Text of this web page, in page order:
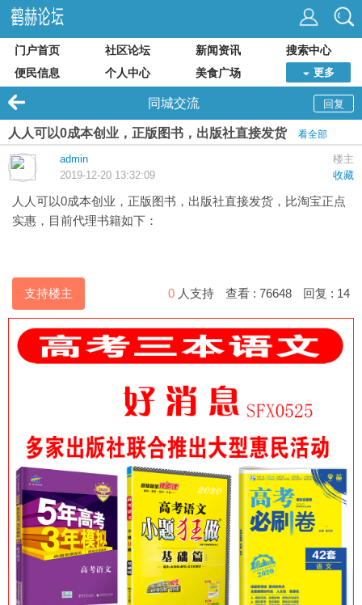
门户首页 社区论坛 新闻资讯
搜索中心
便民信息
个人中心 美食广场 更多
回复
同城交流
人人可以0成本创业，正版图书，出版社直接发货 看全部
楼主
admin
收藏
2019-12-20 13:32:09
人人可以0成本创业，正版图书，出版社直接发货，比淘宝正点
实惠，目前代理书籍如下：
支持楼主 0 人支持 查看 : 76648 回复 : 14